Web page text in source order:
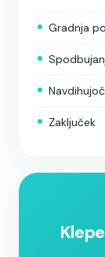
Gradnja
Zaključek